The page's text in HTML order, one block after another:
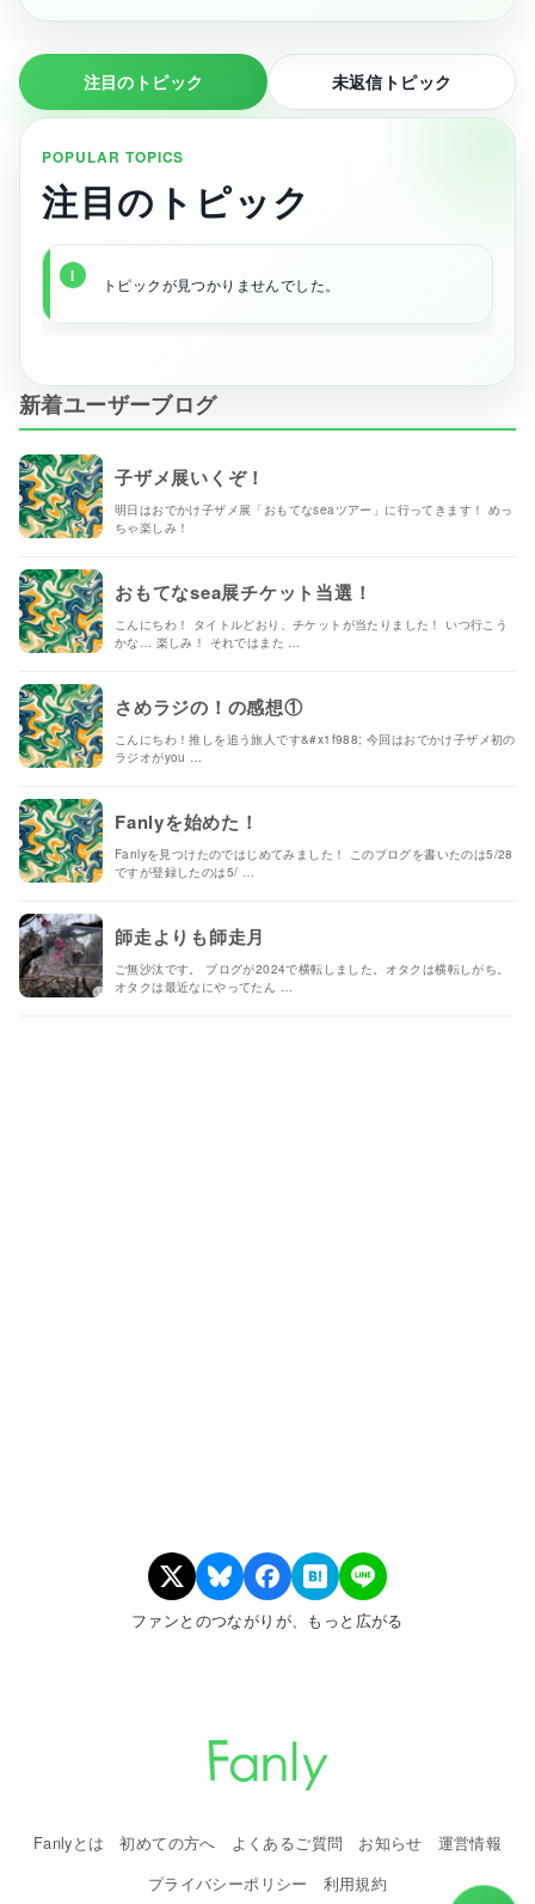
注目のトピック 未返信トピック
POPULAR TOPICS
注目のトピック
トピックが見つかりませんでした。
新着ユーザーブログ
子ザメ展いくぞ！
明日はおでかけ子ザメ展「おもてなseaツアー」に行ってきます！ めっ
ちゃ楽しみ！
おもてなsea展チケット当選！
こんにちわ！ タイトルどおり、チケットが当たりました！ いつ行こう
かな… 楽しみ！ それではまた …
さめラジの！の感想①
こんにちわ！推しを追う旅人です&#x1f988; 今回はおでかけ子ザメ初の
ラジオがyou …
Fanlyを始めた！
Fanlyを見つけたのではじめてみました！ このブログを書いたのは5/28
ですが登録したのは5/ …
師走よりも師走月
ご無沙汰です。 ブログが2024で横転しました。オタクは横転しがち。
オタクは最近なにやってたん …
ファンとのつながりが、もっと広がる
Fanlyとは 初めての方へ よくあるご質問 お知らせ
運営情報
プライバシーポリシー
利用規約